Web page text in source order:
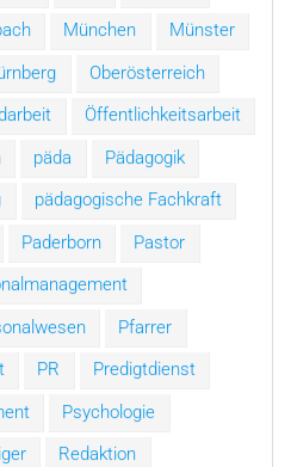
München
Münster
Oberösterreich
Öffentlichkeitsarbeit
päda
Pädagogik
pädagogische Fachkraft
Paderborn
Pastor
Pfarrer
PR
Predigtdienst
Psychologie
Redaktion